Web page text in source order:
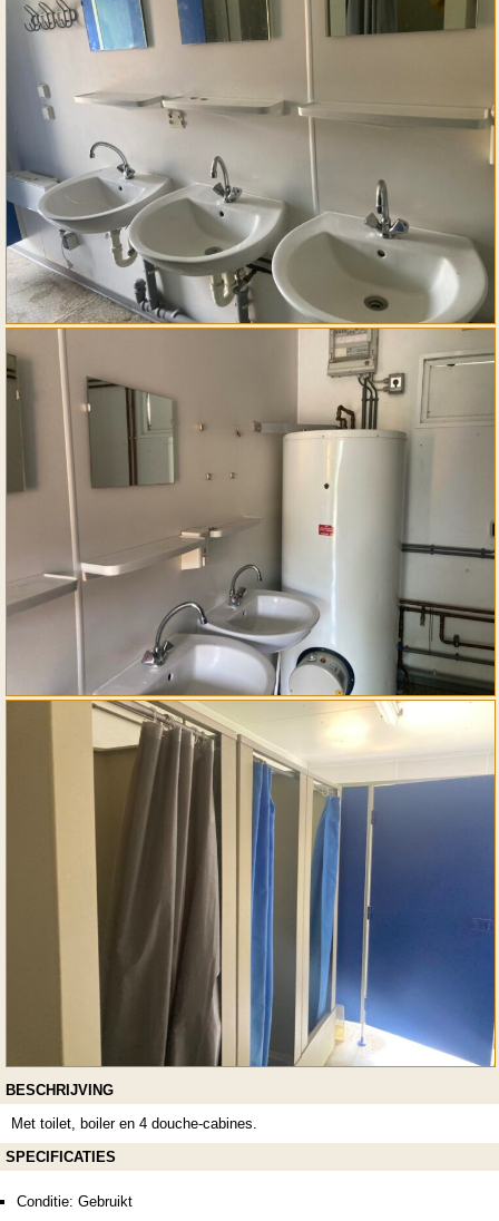
BESCHRIJVING
Met toilet, boiler en 4 douche-cabines.
SPECIFICATIES
Conditie: Gebruikt